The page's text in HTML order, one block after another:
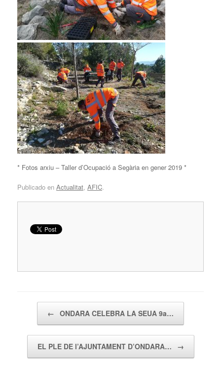
* Fotos arxiu – Taller d’Ocupació a Segària en gener 2019 *
Publicado en Actualitat, AFIC.
← ONDARA CELEBRA LA SEUA 9a…
EL PLE DE l’AJUNTAMENT D’ONDARA… →